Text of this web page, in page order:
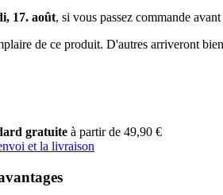
17. août, si vous passez commande
de ce produit. D'autres arriveront
gratuite à partir de 49,90 €
et la livraison